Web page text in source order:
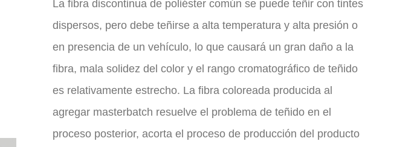
La fibra discontinua de poliéster común se puede teñir con tintes
dispersos, pero debe teñirse a alta temperatura y alta presión o
en presencia de un vehículo, lo que causará un gran daño a la
fibra, mala solidez del color y el rango cromatográfico de teñido
es relativamente estrecho. La fibra coloreada producida al
agregar masterbatch resuelve el problema de teñido en el
proceso posterior, acorta el proceso de producción del producto